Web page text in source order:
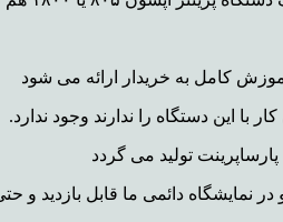
با این دستگاه را ندارند وجود ندارد.
در نمایشگاه دائمی ما قابل بازدید